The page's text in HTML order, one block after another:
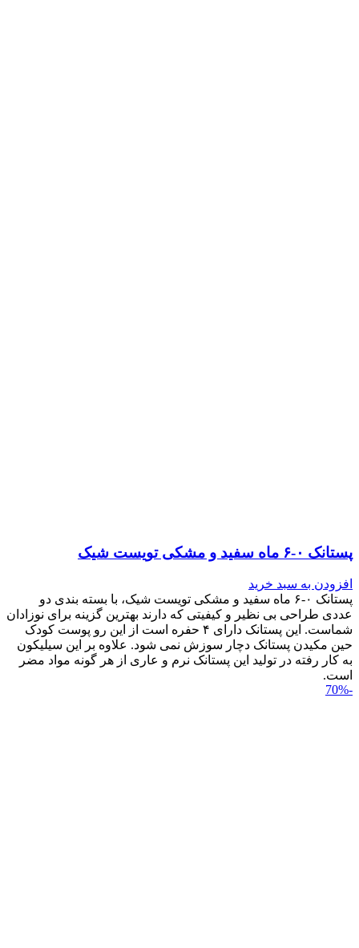
پستانک ۰-۶ ماه سفید و مشکی تویست شیک
افزودن به سبد خرید
پستانک ۰-۶ ماه سفید و مشکی تویست شیک، با بسته بندی دو
عددی طراحی بی نظیر و کیفیتی که دارند بهترین گزینه برای نوزادان
شماست. این پستانک دارای ۴ حفره است از این رو پوست کودک
حین مکیدن پستانک دچار سوزش نمی شود. علاوه بر این سیلیکون
به کار رفته در تولید این پستانک نرم و عاری از هر گونه مواد مضر
است.
-70%